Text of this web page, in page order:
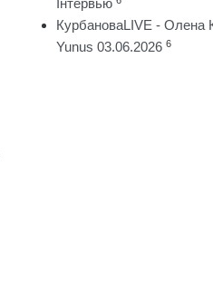
Інтервью
КурбановаLIVE - Олена
Yunus 03.06.2026 6